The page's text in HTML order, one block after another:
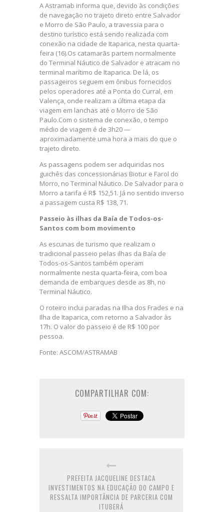
A Astramab informa que, devido às condições
de navegação no trajeto direto entre Salvador
e Morro de São Paulo, a travessia para o
destino turístico está sendo realizada com
conexão na cidade de Itaparica, nesta quarta-
feira (16).Os catamarãs partem normalmente
do Terminal Náutico de Salvador e atracam no
terminal marítimo de Itaparica. De lá, os
passageiros seguem em ônibus fornecidos
pelos operadores até a Ponta do Curral, em
Valença, onde realizam a última etapa da
viagem em lanchas até o Morro de São
Paulo.Com o sistema de conexão, o tempo
médio de viagem é de 3h20 —
aproximadamente uma hora a mais do que o
trajeto direto.
As passagens podem ser adquiridas nos
guichês das concessionárias Biotur e Farol do
Morro, no Terminal Náutico. De Salvador para o
Morro a tarifa é R$ 152,51. Já no sentido inverso
a passagem custa R$ 138, 71.
Passeio às ilhas da Baía de Todos-os-
Santos com bom movimento
As escunas de turismo que realizam o
tradicional passeio pelas ilhas da Baía de
Todos-os-Santos também operam
normalmente nesta quarta-feira, com boa
demanda de embarques desde as 8h, no
Terminal Náutico.
O roteiro inclui paradas na Ilha dos Frades e na
Ilha de Itaparica, com retorno a Salvador às
17h. O valor do passeio é de R$ 100 por
pessoa.
Fonte: ASCOM/ASTRAMAB
COMPARTILHAR COM:
PREFEITA JACQUELINE DESTACA
INVESTIMENTOS NA EDUCAÇÃO DO CAMPO E
RESSALTA IMPORTÂNCIA DE PARCERIA COM
ITUBERÁ